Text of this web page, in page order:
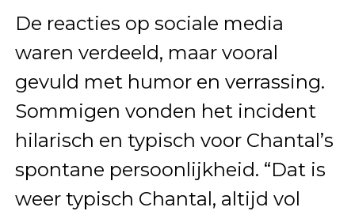
De reacties op sociale media
waren verdeeld, maar vooral
gevuld met humor en verrassing.
Sommigen vonden het incident
hilarisch en typisch voor Chantal’s
spontane persoonlijkheid. “Dat is
weer typisch Chantal, altijd vol